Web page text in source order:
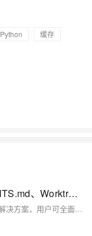
Python
缓存
Codex 避坑全解：沙箱、权限、AGENTS.md、Worktree七类问题一次扫清
通过本文梳理的七大维度、二十余个高频坑点与解决方案，用户可全面掌握Codex的安全配置与高效使用方法，避免踩坑，充分发挥Codex的AI自动化能力，提升开发与协作效率。在2026年AI工具普及的背景下，正确避坑、安全使用，是发挥Codex价值的关键。